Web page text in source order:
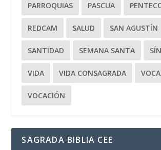
PARROQUIAS PASCUA
REDCAM SALUD SAN AGUSTÍN
SANTIDAD SEMANA SANTA
VIDA VIDA CONSAGRADA
VOCACIÓN
SAGRADA BIBLIA CEE